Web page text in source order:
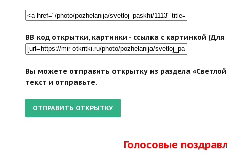
BB код открытки, картинки - ссылка с картинкой
Вы можете отправить открытку из раздела
текст и отправьте.
Голосовые